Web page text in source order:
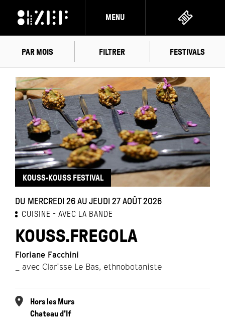
MENU
PAR MOIS FILTRER FESTIVALS
AOÛT2026
KOUSS·KOUSS FESTIVAL
DU MERCREDI 26 AU JEUDI 27 AOÛT 2026
CUISINE AVEC LA BANDE
KOUSS.FREGOLA
Floriane Facchini
_ avec Clarisse Le Bas, ethnobotaniste
Hors les Murs
Chateau d'If